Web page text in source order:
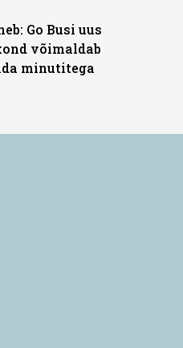
Go Busi uus
võimaldab
minutitega